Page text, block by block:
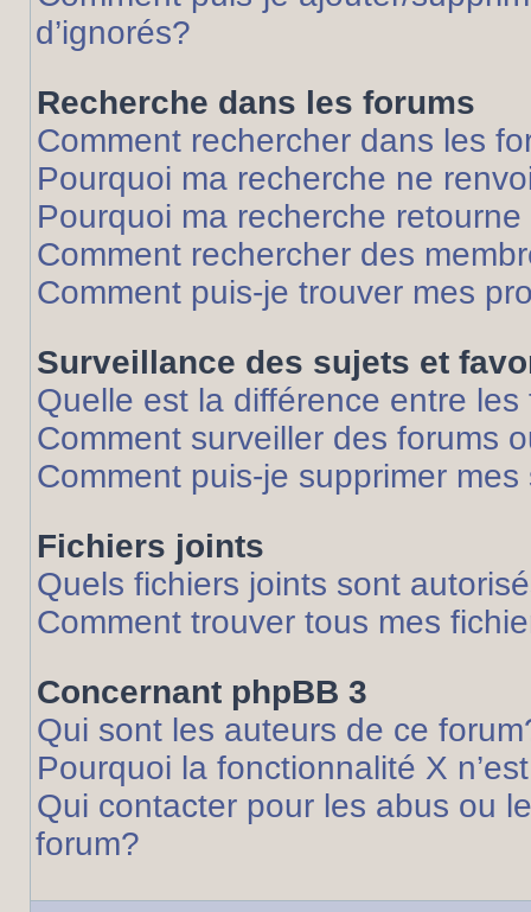
d’ignorés?
Recherche dans les forums
Comment rechercher dans les
Pourquoi ma recherche ne
Pourquoi ma recherche
Comment rechercher des
Comment puis-je trouver mes
Surveillance des sujets et
Quelle est la différence entre
Comment surveiller des forums
Comment puis-je supprimer
Fichiers joints
Quels fichiers joints sont
Comment trouver tous mes
Concernant phpBB 3
Qui sont les auteurs de ce
Pourquoi la fonctionnalité X
Qui contacter pour les abus ou
forum?